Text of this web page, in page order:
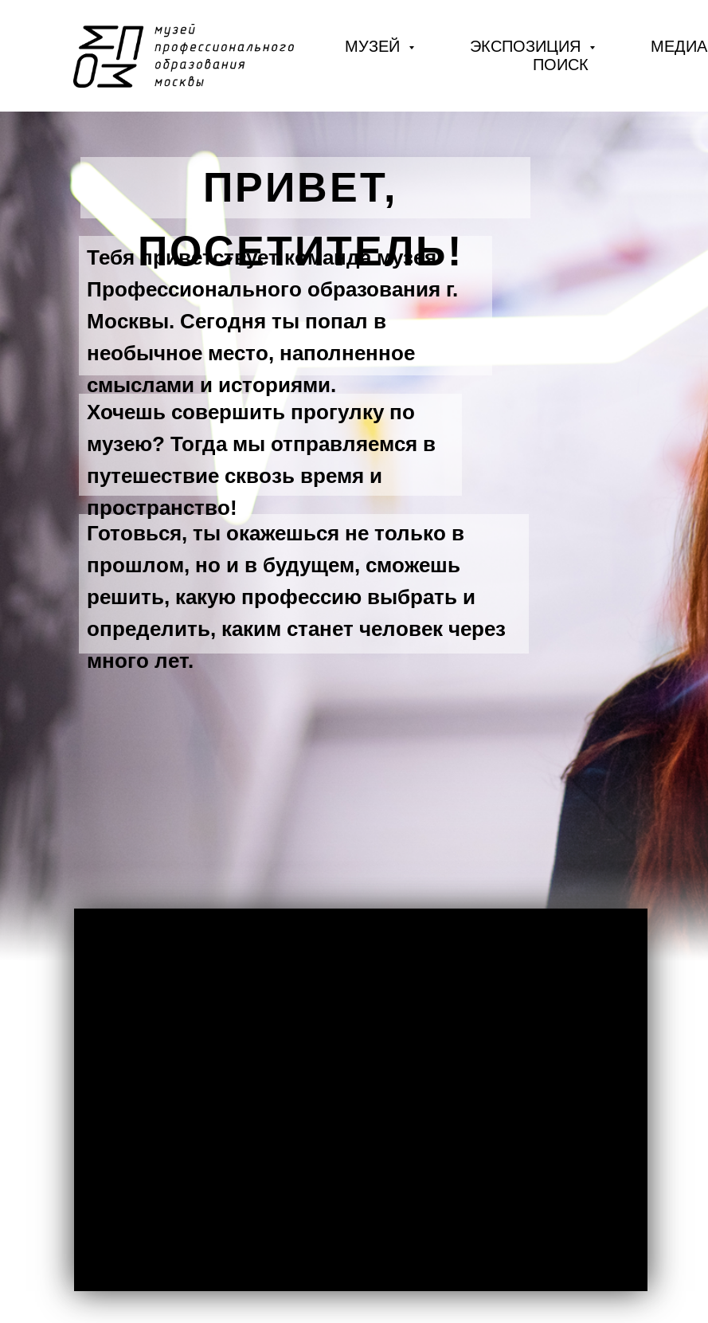
МУЗЕЙ ЭКСПОЗИЦИЯ
МЕДИА
ПОИСК
ПРИВЕТ,
ПОСЕТИТЕЛЬ!
Тебя приветствует команда музея
Профессионального образования г.
Москвы. Сегодня ты попал в
необычное место, наполненное
смыслами и историями.
Хочешь совершить прогулку по
музею? Тогда мы отправляемся в
путешествие сквозь время и
пространство!
Готовься, ты окажешься не только в
прошлом, но и в будущем, сможешь
решить, какую профессию выбрать и
определить, каким станет человек через
много лет.